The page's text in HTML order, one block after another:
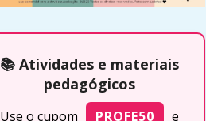
📚 Atividades e materiais
pedagógicos
Use o cupom PROFE50
e